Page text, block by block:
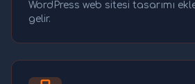
WordPress web sitesi tasarımı
gelir.